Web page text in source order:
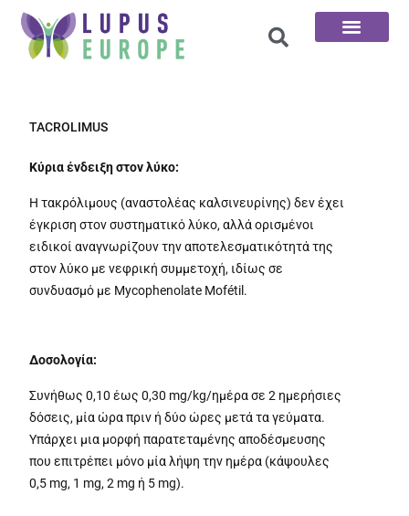
TACROLIMUS
Κύρια ένδειξη στον λύκο:
Η τακρόλιμους (αναστολέας καλσινευρίνης) δεν έχει
έγκριση στον συστηματικό λύκο, αλλά ορισμένοι
ειδικοί αναγνωρίζουν την αποτελεσματικότητά της
στον λύκο με νεφρική συμμετοχή, ιδίως σε
συνδυασμό με Mycophenolate Mofétil.
Δοσολογία:
Συνήθως 0,10 έως 0,30 mg/kg/ημέρα σε 2 ημερήσιες
δόσεις, μία ώρα πριν ή δύο ώρες μετά τα γεύματα.
Υπάρχει μια μορφή παρατεταμένης αποδέσμευσης
που επιτρέπει μόνο μία λήψη την ημέρα (κάψουλες
0,5 mg, 1 mg, 2 mg ή 5 mg).